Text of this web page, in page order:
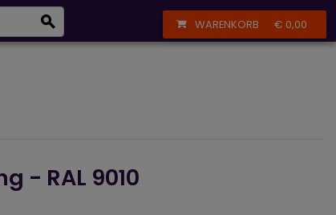
+43 664 356 13 61 WARENKORB € 0,00
- RAL 9010